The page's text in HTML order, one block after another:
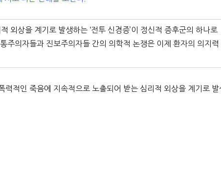
외상을 계기로 발생하는 ‘전투 신경증’이 정신적 증후군의 하나로
주의자들과 진보주의자들 간의 의학적 논쟁은 이제 환자의 의지력
력적인 죽음에 지속적으로 노출되어 받는 심리적 외상을 계기로 발